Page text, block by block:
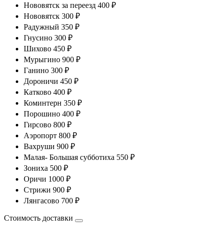
Нововятск за переезд 400 ₽
Нововятск 300 ₽
Радужный 350 ₽
Гнусино 300 ₽
Шихово 450 ₽
Мурыгино 900 ₽
Ганино 300 ₽
Дороничи 450 ₽
Катково 400 ₽
Коминтерн 350 ₽
Порошино 400 ₽
Гирсово 800 ₽
Аэропорт 800 ₽
Вахруши 900 ₽
Малая- Большая субботиха 550 ₽
Зониха 500 ₽
Оричи 1000 ₽
Стрижи 900 ₽
Лянгасово 700 ₽
Стоимость доставки